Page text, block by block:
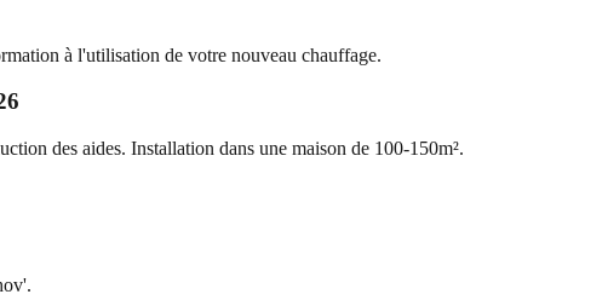
à l'utilisation de votre nouveau chauffage.
des aides. Installation dans une maison de 100-150m².